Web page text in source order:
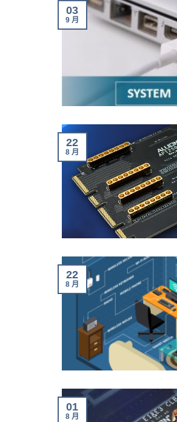
03
9 月
22
8 月
22
8 月
01
8 月